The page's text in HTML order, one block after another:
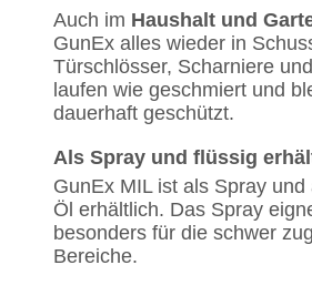
Auch im Haushalt und
GunEx alles wieder in
Türschlösser, Scharniere
laufen wie geschmiert und
dauerhaft geschützt.
Als Spray und flüssig
GunEx MIL ist als Spray
Öl erhältlich. Das Spray
besonders für die schwer
Bereiche.